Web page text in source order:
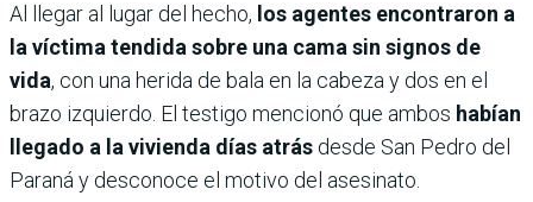
Al llegar al lugar del hecho, los agentes encontraron a
la víctima tendida sobre una cama sin signos de
vida, con una herida de bala en la cabeza y dos en el
brazo izquierdo. El testigo mencionó que ambos habían
llegado a la vivienda días atrás desde San Pedro del
Paraná y desconoce el motivo del asesinato.